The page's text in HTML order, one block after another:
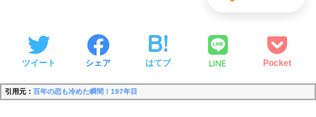
ツイート シェア はてブ LINE Pocket
引用元： 百年の恋も冷めた瞬間！197年目